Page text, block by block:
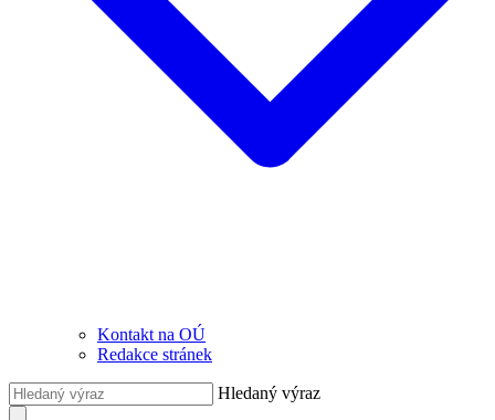
Kontakt na OÚ
Redakce stránek
Hledaný výraz